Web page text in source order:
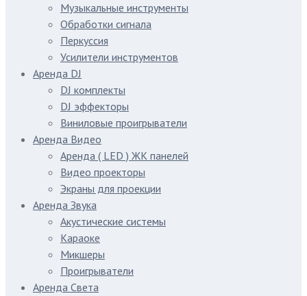
Музыкальные инструменты
Обработки сигнала
Перкуссия
Усилители инструментов
Аренда DJ
DJ комплекты
DJ эффекторы
Виниловые проигрыватели
Аренда Видео
Аренда ( LED ) ЖК панелей
Видео проекторы
Экраны для проекции
Аренда Звука
Акустические системы
Караоке
Микшеры
Проигрыватели
Аренда Света